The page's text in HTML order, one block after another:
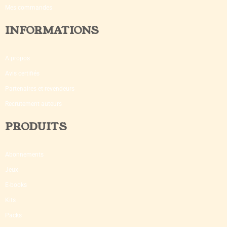
Mes commandes
INFORMATIONS
A propos
Avis certifiés
Partenaires et revendeurs
Recrutement auteurs
PRODUITS
Abonnements
Jeux
E-books
Kits
Packs